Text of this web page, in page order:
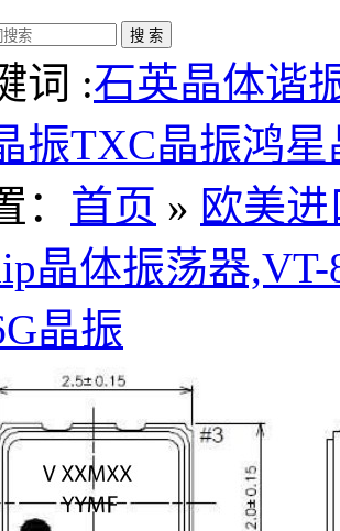
词 :石英晶体谐
振TXC晶振鸿星
： 首页 » 欧美
晶体振荡器,VT-
晶振